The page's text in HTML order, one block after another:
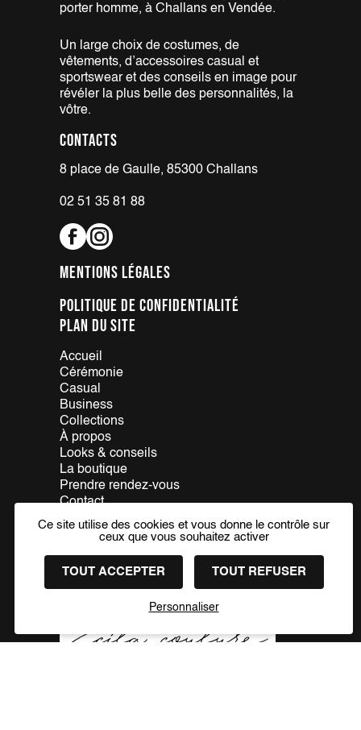
porter homme, à Challans en Vendée.
Un large choix de costumes, de
vêtements, d’accessoires casual et
sportswear et des conseils en image pour
révéler la plus belle des personnalités, la
vôtre.
Contacts
8 place de Gaulle, 85300 Challans
02 51 35 81 88
Mentions légales
Politique de confidentialité
Plan du site
Accueil
Cérémonie
Casual
Business
Collections
À propos
Looks & conseils
La boutique
Prendre rendez-vous
Contact
PRENDRE RDV
Nos partenaires
Ce site utilise des cookies et vous donne le contrôle sur
ceux que vous souhaitez activer
TOUT ACCEPTER TOUT REFUSER
Personnaliser